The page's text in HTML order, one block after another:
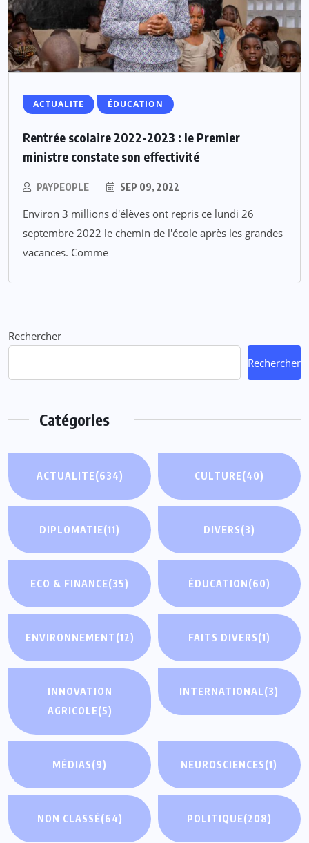
ACTUALITE ÉDUCATION
Rentrée scolaire 2022-2023 : le Premier
ministre constate son effectivité
PAYPEOPLE SEP 09, 2022
Environ 3 millions d'élèves ont repris ce lundi 26
septembre 2022 le chemin de l'école après les grandes
vacances. Comme
Rechercher
Rechercher
Catégories
ACTUALITE(634) CULTURE(40)
DIPLOMATIE(11) DIVERS(3)
ECO & FINANCE(35) ÉDUCATION(60)
ENVIRONNEMENT(12) FAITS DIVERS(1)
INNOVATION
AGRICOLE(5)
INTERNATIONAL(3)
MÉDIAS(9) NEUROSCIENCES(1)
NON CLASSÉ(64) POLITIQUE(208)